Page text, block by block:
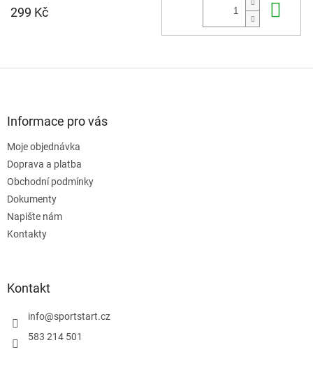
299 Kč
Informace pro vás
Moje objednávka
Doprava a platba
Obchodní podmínky
Dokumenty
Napište nám
Kontakty
Kontakt
info@sportstart.cz
583 214 501